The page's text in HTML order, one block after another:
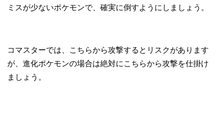
ミスが少ないポケモンで、確実に倒すようにしましょう。
コマスターでは、こちらから攻撃するとリスクがあります
が、進化ポケモンの場合は絶対にこちらから攻撃を仕掛け
ましょう。